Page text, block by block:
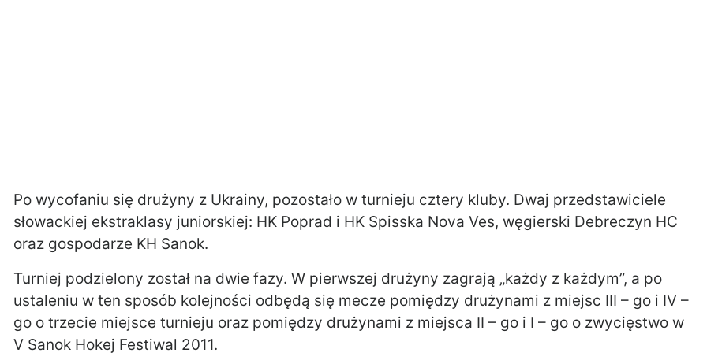
Po wycofaniu się drużyny z Ukrainy, pozostało w turnieju cztery kluby. Dwaj przedstawiciele
słowackiej ekstraklasy juniorskiej: HK Poprad i HK Spisska Nova Ves, węgierski Debreczyn HC
oraz gospodarze KH Sanok.
Turniej podzielony został na dwie fazy. W pierwszej drużyny zagrają „każdy z każdym”, a po
ustaleniu w ten sposób kolejności odbędą się mecze pomiędzy drużynami z miejsc III – go i IV –
go o trzecie miejsce turnieju oraz pomiędzy drużynami z miejsca II – go i I – go o zwycięstwo w
V Sanok Hokej Festiwal 2011.